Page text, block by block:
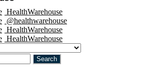
HealthWarehouse
@healthwarehouse
HealthWarehouse
HealthWarehouse